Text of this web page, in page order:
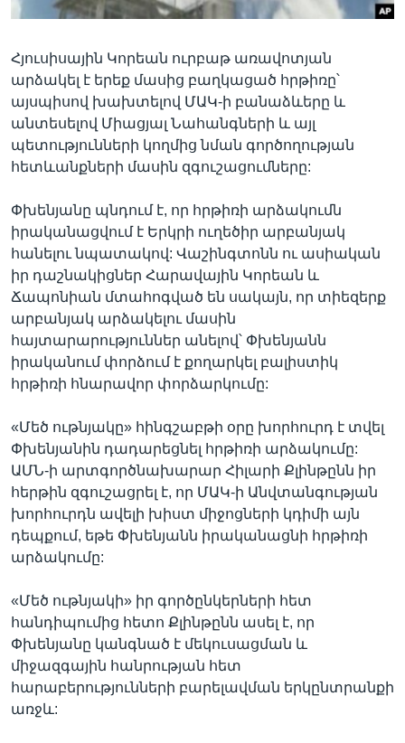
Լեզուներ
Հյուսիսային Կորեան ուրբաթ առավոտյան
արձակել է երեք մասից բաղկացած հրթիռը՝
այսպիսով խախտելով ՄԱԿ-ի բանաձևերը և
անտեսելով Միացյալ Նահանգների և այլ
պետությունների կողմից նման գործողության
հետևանքների մասին զգուշացումները:
Փխենյանը պնդում է, որ հրթիռի արձակումն
իրականացվում է Երկրի ուղեծիր արբանյակ
հանելու նպատակով: Վաշինգտոնն ու ասիական
իր դաշնակիցներ Հարավային Կորեան և
Ճապոնիան մտահոգված են սակայն, որ տիեզերք
արբանյակ արձակելու մասին
հայտարարություններ անելով՝ Փխենյանն
իրականում փորձում է քողարկել բալիստիկ
հրթիռի հնարավոր փորձարկումը:
«Մեծ ութնյակը» հինգշաբթի օրը խորհուրդ է տվել
Փխենյանին դադարեցնել հրթիռի արձակումը:
ԱՄՆ-ի արտգործնախարար Հիլարի Քլինթընն իր
հերթին զգուշացրել է, որ ՄԱԿ-ի Անվտանգության
խորհուրդն ավելի խիստ միջոցների կդիմի այն
դեպքում, եթե Փխենյանն իրականացնի հրթիռի
արձակումը:
«Մեծ ութնյակի» իր գործընկերների հետ
հանդիպումից հետո Քլինթընն ասել է, որ
Փխենյանը կանգնած է մեկուսացման և
միջազգային հանրության հետ
հարաբերությունների բարելավման երկընտրանքի
առջև: